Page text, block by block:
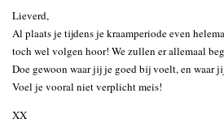
Lieverd,
Al plaats je tijdens je kraamperiode even
toch wel volgen hoor! We zullen er allemaal
Doe gewoon waar jij je goed bij voelt, en waar
Voel je vooral niet verplicht meis!
XX